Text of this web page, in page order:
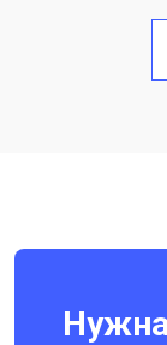
Замена кнопки